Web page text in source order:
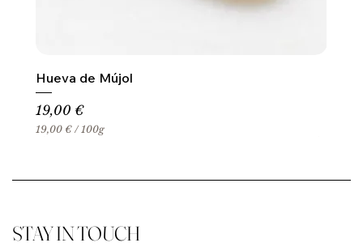
Hueva de Mújol
Precio
19,00 €
19,00 € /100g
0
p
STAY IN TOUCH